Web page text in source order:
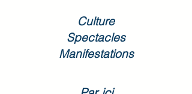
Culture
Spectacles
Manifestations